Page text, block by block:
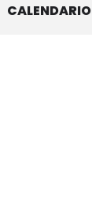
CALENDARIO